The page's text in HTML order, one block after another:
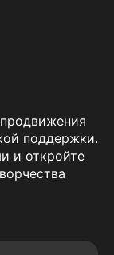
поддержки.
и откройте